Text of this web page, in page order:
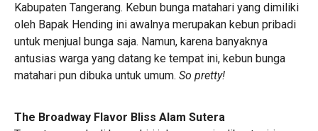
Kabupaten Tangerang. Kebun bunga matahari yang dimiliki
oleh Bapak Hending ini awalnya merupakan kebun pribadi
untuk menjual bunga saja. Namun, karena banyaknya
antusias warga yang datang ke tempat ini, kebun bunga
matahari pun dibuka untuk umum. So pretty!
The Broadway Flavor Bliss Alam Sutera